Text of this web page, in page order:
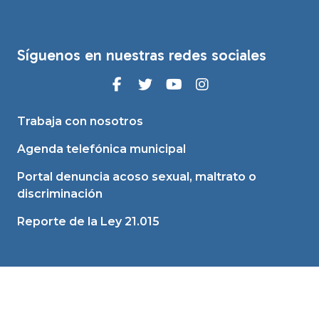
Síguenos en nuestras redes sociales
Trabaja con nosotros
Agenda telefónica municipal
Portal denuncia acoso sexual, maltrato o
discriminación
Reporte de la Ley 21.015